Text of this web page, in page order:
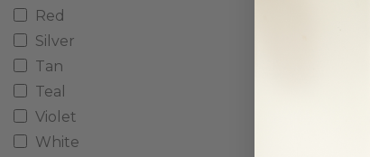
Red
Silver
Tan
Teal
Violet
White